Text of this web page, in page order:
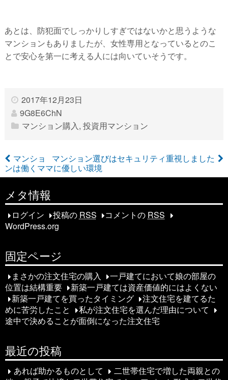
あとは、防犯面でしっかりしすぎではないかと思うような
マンションもありましたが、女性専用となっているとのこ
とで安心を第一に考える人には向いていそうです。
2017年12月23日
9G8E6ChN
マンション購入,投資用マンション
投
稿
ナ
ビ
ゲ
ー
シ
ョ
ン
マンション選びはセキュリティ重視しました
マンショ
ンは働くママに優しい環境
メタ情報
ログイン 投稿の RSS コメントの RSS
WordPress.org
固定ページ
まさかの注文住宅の購入
一戸建てにおいて娘の部屋の
位置は結構重要
新築一戸建ては資産価値的にはよくない
新築一戸建てを買ったタイミング
注文住宅を建てるた
めに苦労したこと
私が注文住宅を選んだ理由について
途中で決めることが面倒になった注文住宅
最近の投稿
あれば助かるものとして
二世帯住宅で増した両親との